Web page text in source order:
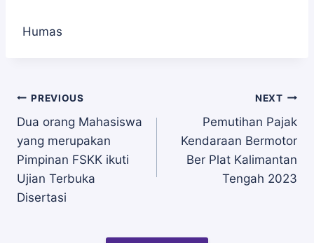
Humas
Navigasi
pos
PREVIOUS
Dua orang Mahasiswa
yang merupakan
Pimpinan FSKK ikuti
Ujian Terbuka
Disertasi
NEXT
Pemutihan Pajak
Kendaraan Bermotor
Ber Plat Kalimantan
Tengah 2023